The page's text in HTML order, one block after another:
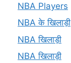
NBA Players
NBA के खिलाड़ी
NBA खिलाड़ी
NBA खिलाड़ी